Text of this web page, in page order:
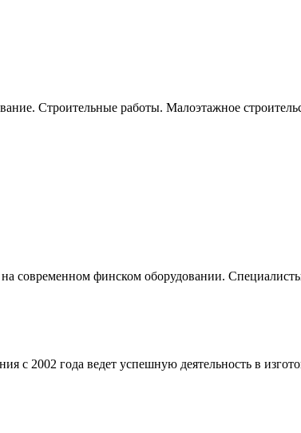
Строительные работы. Малоэтажное
современном финском оборудовании.
2002 года ведет успешную деятельность в